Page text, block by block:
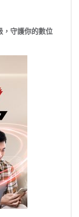
守護你的數位